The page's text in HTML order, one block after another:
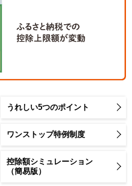
うれしい5つのポイント
ワンストップ特例制度
控除額シミュレーション
（簡易版）